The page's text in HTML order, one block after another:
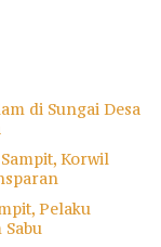
di Sungai Desa
Korwil
Pelaku